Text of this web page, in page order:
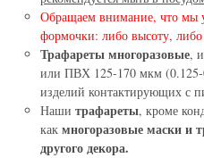
Обращаем внимание, что мы
формочки: либо высоту,
Трафареты многоразовые,
или ПВХ 125-170 мкм
изделий контактирующих с
Наши трафареты, кроме
как многоразовые маски и
другого декора.